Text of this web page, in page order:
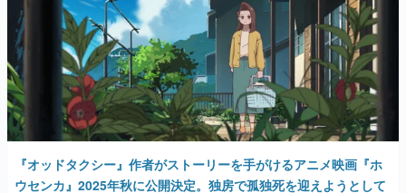
『オッドタクシー』作者がストーリーを手がけるアニメ映画『ホ
ウセンカ』2025年秋に公開決定。独房で孤独死を迎えようとして